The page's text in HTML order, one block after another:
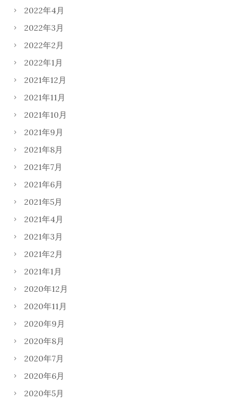
2022年4月
2022年3月
2022年2月
2022年1月
2021年12月
2021年11月
2021年10月
2021年9月
2021年8月
2021年7月
2021年6月
2021年5月
2021年4月
2021年3月
2021年2月
2021年1月
2020年12月
2020年11月
2020年9月
2020年8月
2020年7月
2020年6月
2020年5月